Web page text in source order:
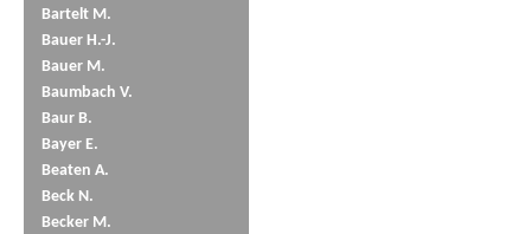
Bartelt M.
Bauer H.-J.
Bauer M.
Baumbach V.
Baur B.
Bayer E.
Beaten A.
Beck N.
Becker M.